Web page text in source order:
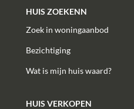
HUIS ZOEKENN
Zoek in woningaanbod
Bezichtiging
Wat is mijn huis waard?
HUIS VERKOPEN